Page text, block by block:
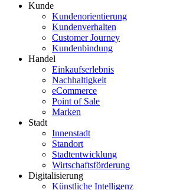
Kunde
Kundenorientierung
Kundenverhalten
Customer Journey
Kundenbindung
Handel
Einkaufserlebnis
Nachhaltigkeit
eCommerce
Point of Sale
Marken
Stadt
Innenstadt
Standort
Stadtentwicklung
Wirtschaftsförderung
Digitalisierung
Künstliche Intelligenz